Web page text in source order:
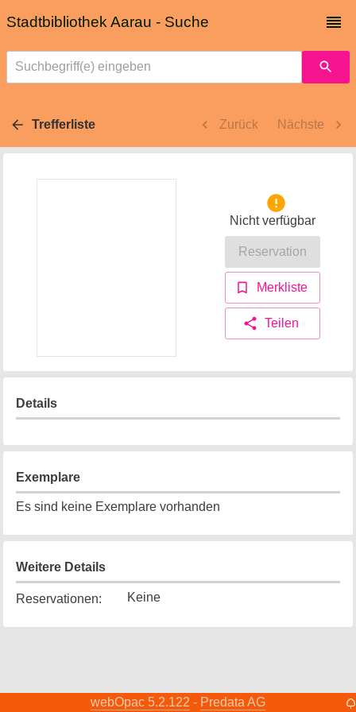
Stadtbibliothek Aarau - Suche
Suchbegriff(e) eingeben
Trefferliste Zurück Nächste
Nicht verfügbar
Reservation
Merkliste
Teilen
Details
Exemplare
Es sind keine Exemplare vorhanden
Weitere Details
Reservationen: Keine
webOpac 5.2.122 - Predata AG